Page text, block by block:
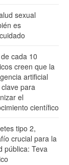
sexual
es
cada 10
creen que la
artificial
para
el
científico
tipo 2,
crucial para la
pública: Teva